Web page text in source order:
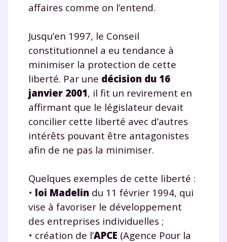
affaires comme on l’entend.
Jusqu’en 1997, le Conseil
constitutionnel a eu tendance à
minimiser la protection de cette
liberté. Par une décision du 16
janvier 2001, il fit un revirement en
affirmant que le législateur devait
concilier cette liberté avec d’autres
intérêts pouvant être antagonistes
afin de ne pas la minimiser.
Quelques exemples de cette liberté :
• loi Madelin du 11 février 1994, qui
vise à favoriser le développement
des entreprises individuelles ;
• création de l’APCE (Agence Pour la